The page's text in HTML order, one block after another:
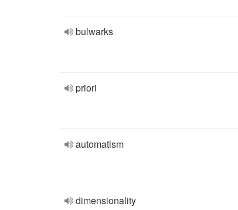
bulwarks
priori
automatism
dimensionality